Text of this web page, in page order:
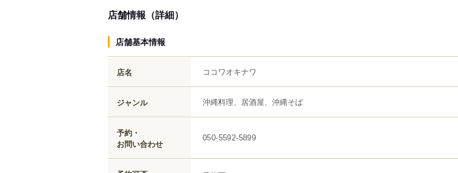
店舗情報（詳細）
店舗基本情報
店名 ココワオキナワ
ジャンル 沖縄料理、居酒屋、沖縄そば
予約・
お問い合わせ
050-5592-5899